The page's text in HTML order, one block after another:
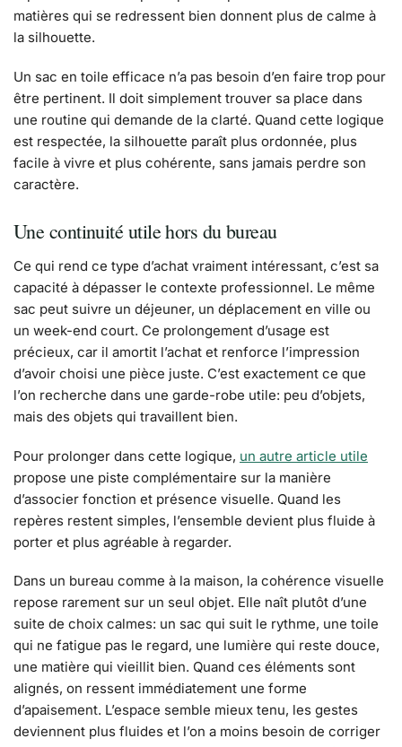
matières qui se redressent bien donnent plus de calme à
la silhouette.
Un sac en toile efficace n’a pas besoin d’en faire trop pour
être pertinent. Il doit simplement trouver sa place dans
une routine qui demande de la clarté. Quand cette logique
est respectée, la silhouette paraît plus ordonnée, plus
facile à vivre et plus cohérente, sans jamais perdre son
caractère.
Une continuité utile hors du bureau
Ce qui rend ce type d’achat vraiment intéressant, c’est sa
capacité à dépasser le contexte professionnel. Le même
sac peut suivre un déjeuner, un déplacement en ville ou
un week-end court. Ce prolongement d’usage est
précieux, car il amortit l’achat et renforce l’impression
d’avoir choisi une pièce juste. C’est exactement ce que
l’on recherche dans une garde-robe utile: peu d’objets,
mais des objets qui travaillent bien.
Pour prolonger dans cette logique, un autre article utile
propose une piste complémentaire sur la manière
d’associer fonction et présence visuelle. Quand les
repères restent simples, l’ensemble devient plus fluide à
porter et plus agréable à regarder.
Dans un bureau comme à la maison, la cohérence visuelle
repose rarement sur un seul objet. Elle naît plutôt d’une
suite de choix calmes: un sac qui suit le rythme, une toile
qui ne fatigue pas le regard, une lumière qui reste douce,
une matière qui vieillit bien. Quand ces éléments sont
alignés, on ressent immédiatement une forme
d’apaisement. L’espace semble mieux tenu, les gestes
deviennent plus fluides et l’on a moins besoin de corriger